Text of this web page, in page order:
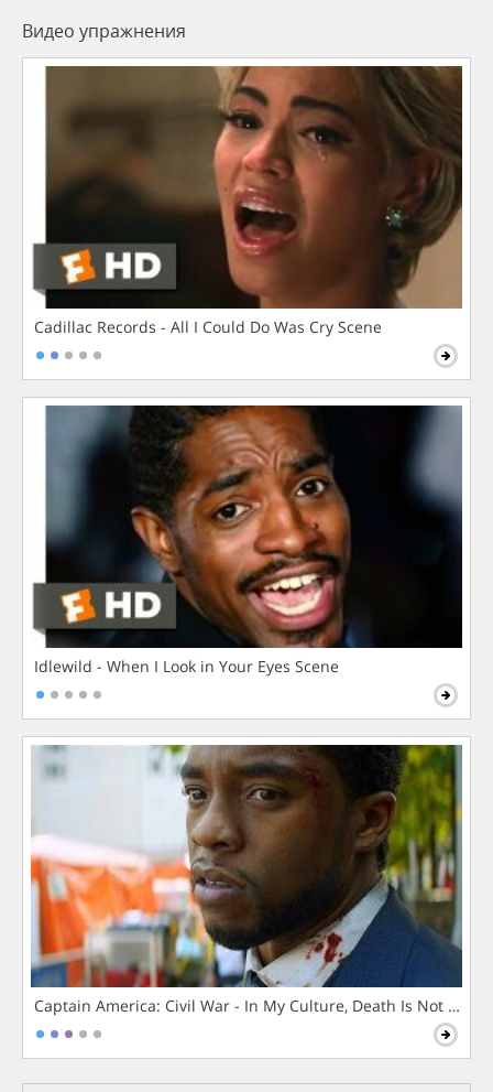
Видео упражнения
Cadillac Records - All I Could Do Was Cry Scene
Idlewild - When I Look in Your Eyes Scene
Captain America: Civil War - In My Culture, Death Is Not The